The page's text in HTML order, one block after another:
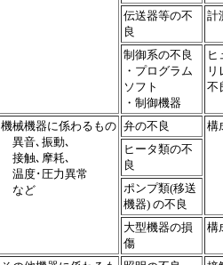
伝送器等の不
良
計
制御系の不良
・プログラム
ソフト
・制御機器
ヒ
不
機械機器に係わるもの
異音､振動､
接触､摩耗､
温度･圧力異常
など
弁の不良
構
ヒータ類の不
良
ポンプ類(移送
機器) の不良
大型機器の損
傷
構